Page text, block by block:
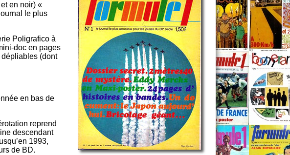
en noir) «
le plus
Poligrafico à
doc en pages
(dont
en bas de
reprend
descendant
1993,
de BD.